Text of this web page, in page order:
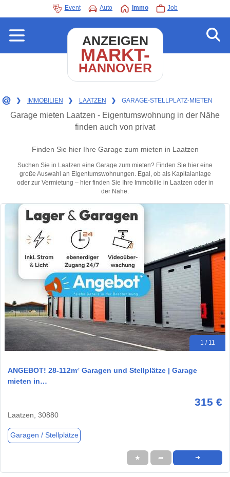
Event Auto Immo Job
ANZEIGEN
MARKT-
HANNOVER
❯ IMMOBILIEN ❯ LAATZEN ❯ GARAGE-STELLPLATZ-MIETEN
Garage mieten Laatzen - Eigentumswohnung in der Nähe
finden auch von privat
Finden Sie hier Ihre Garage zum mieten in Laatzen
Suchen Sie in Laatzen eine Garage zum mieten? Finden Sie hier eine
große Auswahl an Eigentumswohnungen. Egal, ob als Kapitalanlage
oder zur Vermietung – hier finden Sie Ihre Immobilie in Laatzen oder in
der Nähe.
1 / 11
ANGEBOT! 28-112m² Garagen und Stellplätze | Garage
mieten in…
315 €
Laatzen, 30880
Garagen / Stellplätze
★ ➦ ➜